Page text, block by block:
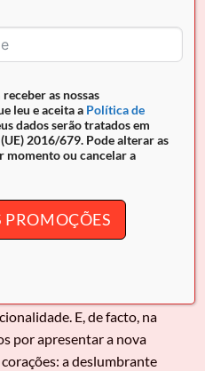
Chegou à
E, de facto, na
por apresentar a nova
a deslumbrante
as nossas
leu e aceita a Política de
dados serão tratados em
2016/679. Pode alterar as
momento ou cancelar a
PROMOÇÕES